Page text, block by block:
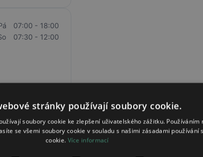
07:00 - 18:00
07:30 - 12:00
07:30 - 17:00
07:30 - 11:00
stránky používají soubory cookie.
soubory cookie ke zlepšení uživatelského zážitku. Používáním
se všemi soubory cookie v souladu s našimi zásadami používání
cookie. Více informací